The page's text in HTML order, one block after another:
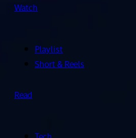
Watch
Playlist
Short & Reels
Read